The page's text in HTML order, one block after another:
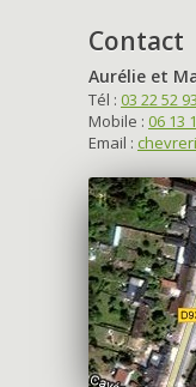
Contact
Aurélie et
Tél : 03 22 52
Mobile : 06 13
Email :